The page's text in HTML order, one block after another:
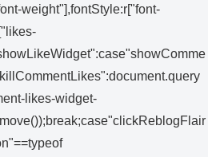
weight"],fontStyle:r["font-
likes-widget-